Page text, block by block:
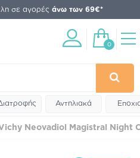
σε αγορές άνω των 69€*
0
Αντηλιακά
Neovadiol Magistral Night